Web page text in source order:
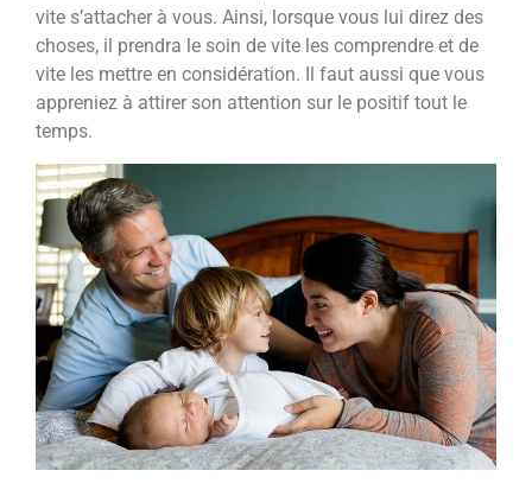
vite s’attacher à vous. Ainsi, lorsque vous lui direz des
choses, il prendra le soin de vite les comprendre et de
vite les mettre en considération. Il faut aussi que vous
appreniez à attirer son attention sur le positif tout le
temps.